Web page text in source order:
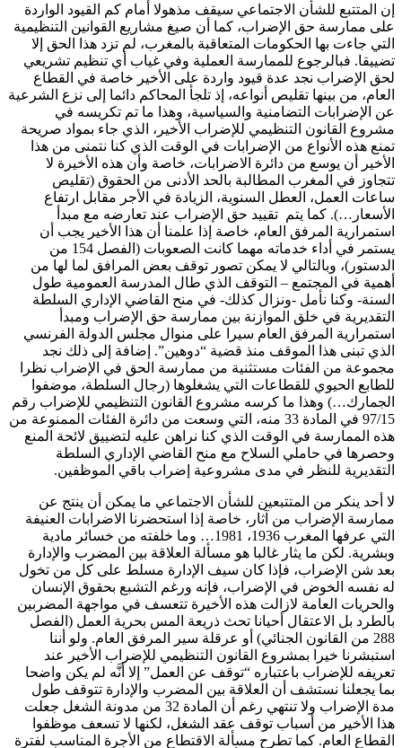
إن المتتبع للشأن الاجتماعي سيقف مذهولا أمام كم القيود الواردة
على ممارسة حق الإضراب، كما أن صيغ مشاريع القوانين التنظيمية
التي جاءت بها الحكومات المتعاقبة بالمغرب، لم تزد هذا الحق إلا
تضييقا. فبالرجوع للممارسة العملية وفي غياب أي تنظيم تشريعي
لحق الإضراب نجد عدة قيود واردة على الأخير خاصة في القطاع
العام، من بينها تقليص أنواعه، إذ تلجأ المحاكم دائما إلى نزع الشرعية
عن الإضرابات التضامنية والسياسية، وهذا ما تم تكريسه في
مشروع القانون التنظيمي للإضراب الأخير، الذي جاء بمواد صريحة
تمنع هذه الأنواع من الإضرابات في الوقت الذي كنا نتمنى من هذا
الأخير أن يوسع من دائرة الاضرابات، خاصة وأن هذه الأخيرة لا
تتجاوز في المغرب المطالبة بالحد الأدنى من الحقوق (تقليص
ساعات العمل، العطل السنوية، الزيادة في الأجر مقابل ارتفاع
الأسعار…). كما يتم تقييد حق الإضراب عند تعارضه مع مبدأ
استمرارية المرفق العام، خاصة إذا علمنا أن هذا الأخير يجب أن
يستمر في أداء خدماته مهما كانت الصعوبات (الفصل 154 من
الدستور)، وبالتالي لا يمكن تصور توقف بعض المرافق لما لها من
أهمية في المجتمع – التوقف الذي طال المدرسة العمومية طول
السنة- وكنا نأمل -ونزال كذلك- في منح القاضي الإداري السلطة
التقديرية في خلق الموازنة بين ممارسة حق الإضراب ومبدأ
استمرارية المرفق العام سيرا على منوال مجلس الدولة الفرنسي
الذي تبنى هذا الموقف منذ قضية “دوهين”. إضافة إلى ذلك نجد
مجموعة من الفئات مستثنية من ممارسة الحق في الإضراب نظرا
للطابع الحيوي للقطاعات التي يشغلوها (رجال السلطة، موضفوا
الجمارك…) وهذا ما كرسه مشروع القانون التنظيمي للإضراب رقم
97/15 في المادة 33 منه، التي وسعت من دائرة الفئات الممنوعة من
هذه الممارسة في الوقت الذي كنا نراهن عليه لتضييق لائحة المنع
وحصرها في حاملي السلاح مع منح القاضي الإداري السلطة
التقديرية للنظر في مدى مشروعية إضراب باقي الموظفين.
لا أحد ينكر من المتتبعين للشأن الاجتماعي ما يمكن أن ينتج عن
ممارسة الإضراب من آثار، خاصة إذا استحضرنا الاضرابات العنيفة
التي عرفها المغرب 1936، 1981… وما خلفته من خسائر مادية
وبشرية. لكن ما يثار غالبا هو مسألة العلاقة بين المضرب والإدارة
بعد شن الإضراب، فإذا كان سيف الإدارة مسلط على كل من تخول
له نفسه الخوض في الإضراب، فإنه ورغم التشبع بحقوق الإنسان
والحريات العامة لازالت هذه الأخيرة تتعسف في مواجهة المضربين
بالطرد بل الاعتقال أحيانا تحث ذريعة المس بحرية العمل (الفصل
288 من القانون الجنائي) أو عرقلة سير المرفق العام. ولو أننا
استبشرنا خيرا بمشروع القانون التنظيمي للإضراب الأخير عند
تعريفه للإضراب باعتباره “توقف عن العمل” إلا أنَّه لم يكن واضحا
بما يجعلنا نستشف أن العلاقة بين المضرب والإدارة تتوقف طول
مدة الإضراب ولا تنتهي رغم أن المادة 32 من مدونة الشغل جعلت
هذا الأخير من أسباب توقف عقد الشغل، لكنها لا تسعف موظفوا
القطاع العام. كما تطرح مسألة الاقتطاع من الأجرة المناسب لفترة